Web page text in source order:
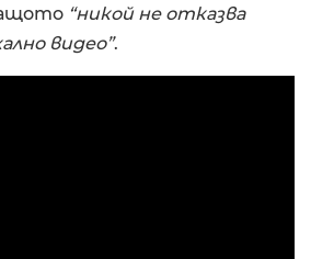
“никой не отказва
видео”.